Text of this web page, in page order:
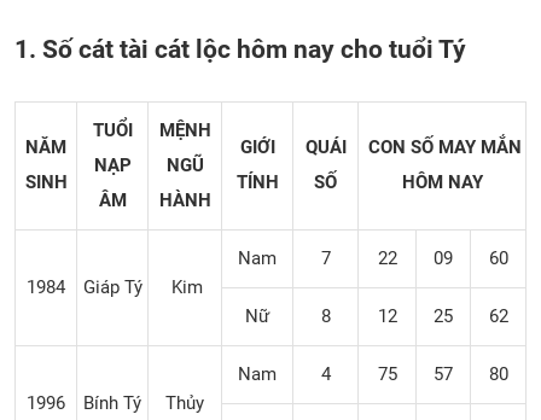
1. Số cát tài cát lộc hôm nay cho tuổi Tý
NĂM
SINH
TUỔI
NẠP
ÂM
MỆNH
NGŨ
HÀNH
GIỚI
TÍNH
QUÁI
SỐ
CON SỐ MAY MẮN
HÔM NAY
1984 Giáp Tý Kim
Nam 7 22 09 60
Nữ 8 12 25 62
1996 Bính Tý Thủy
Nam 4 75 57 80